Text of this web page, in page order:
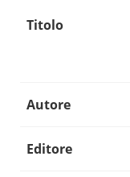
Titolo
Autore
Editore